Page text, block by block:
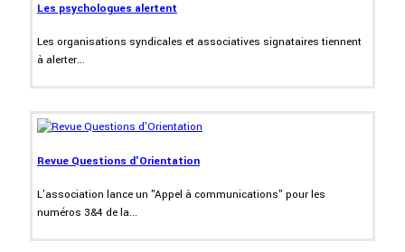
Les psychologues alertent
Les organisations syndicales et associatives signataires tiennent
à alerter...
Revue Questions d'Orientation
L'association lance un "Appel à communications" pour les
numéros 3&4 de la...